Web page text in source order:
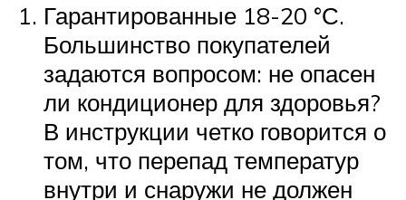
Гарантированные 18-20 °С.
Большинство покупателей
задаются вопросом: не опасен
ли кондиционер для здоровья?
В инструкции четко говорится о
том, что перепад температур
внутри и снаружи не должен